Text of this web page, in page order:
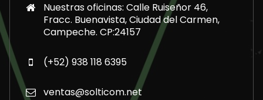
Nuestras oficinas: Calle Ruiseñor 46,
Fracc. Buenavista, Ciudad del Carmen,
Campeche. CP:24157
(+52) 938 118 6395
ventas@solticom.net